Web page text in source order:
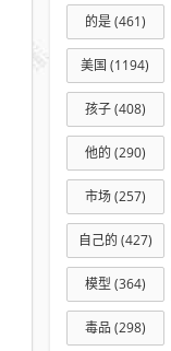
的是(461)
美国 (1194)
孩子(408)
他的 (290)
市场(257)
自己的 (427)
模型 (364)
毒品 (298)